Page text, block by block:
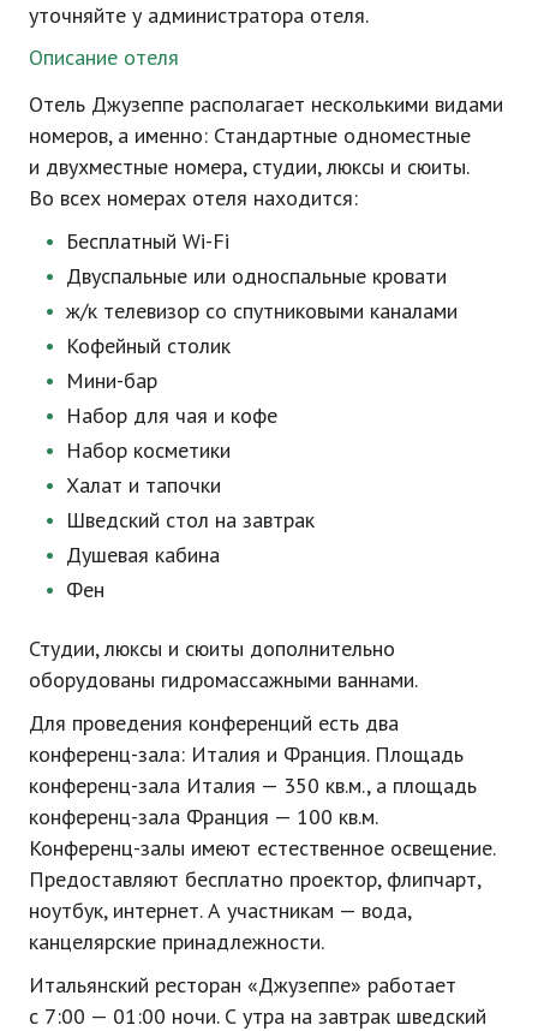
уточняйте у администратора отеля.
Описание отеля
Отель Джузеппе располагает несколькими видами
номеров, а именно: Стандартные одноместные
и двухместные номера, студии, люксы и сюиты.
Во всех номерах отеля находится:
Бесплатный Wi-Fi
Двуспальные или односпальные кровати
ж/ктелевизор со спутниковыми каналами
Кофейный столик
Мини-бар
Набор для чая и кофе
Набор косметики
Халат и тапочки
Шведский стол на завтрак
Душевая кабина
Фен
Студии, люксы и сюиты дополнительно
оборудованы гидромассажными ваннами.
Для проведения конференций есть два
конференц-зала: Италия и Франция. Площадь
конференц-зала Италия — 350 кв.м., а площадь
конференц-зала Франция — 100 кв.м.
Конференц-залы имеют естественное освещение.
Предоставляют бесплатно проектор, флипчарт,
ноутбук, интернет. А участникам — вода,
канцелярские принадлежности.
Итальянский ресторан «Джузеппе» работает
с 7:00 — 01:00 ночи. С утра на завтрак шведский